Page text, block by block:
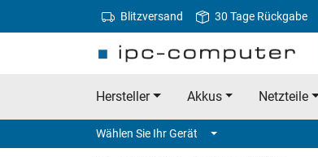
Blitzversand 30 Tage Rückgabe
Hersteller Akkus Netzteile
Wählen Sie Ihr Gerät